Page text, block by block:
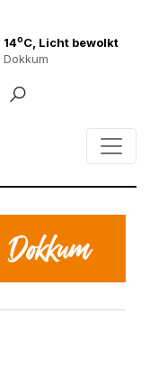
14oC, Licht bewolkt
Dokkum